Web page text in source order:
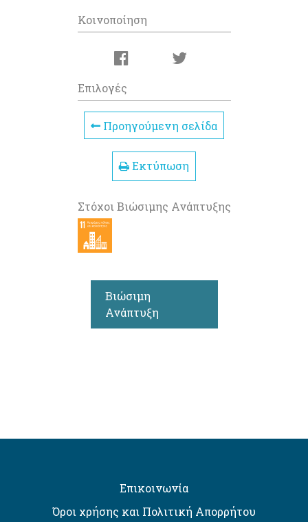
Κοινοποίηση
Επιλογές
Προηγούμενη σελίδα
Εκτύπωση
Στόχοι Βιώσιμης Ανάπτυξης
Βιώσιμη
Ανάπτυξη
Επικοινωνία
Όροι χρήσης και Πολιτική Απορρήτου